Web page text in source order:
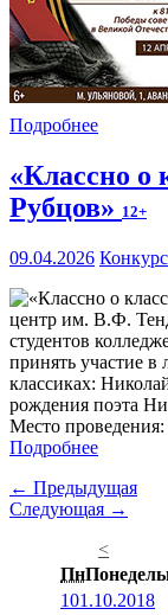
Подробнее
«Классно о
Рубцов» 12+
09.04.2026
центр им. В.Ф.
студентов
принять участие в
классиках:
рождения поэта
Место
Подробнее
← Предыдущая
Следующая →
<
Пн
101.10.2018